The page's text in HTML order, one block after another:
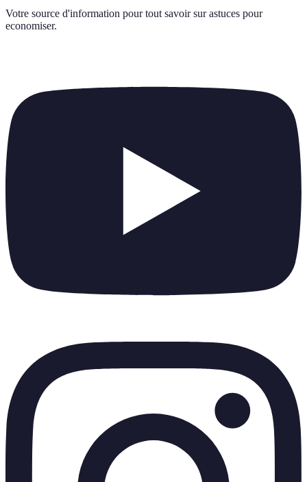
Votre source d'information pour tout savoir sur astuces pour
economiser.